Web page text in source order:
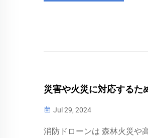
災害や火災に対応するた
Jul 29, 2024
消防ドローンは 森林火災や